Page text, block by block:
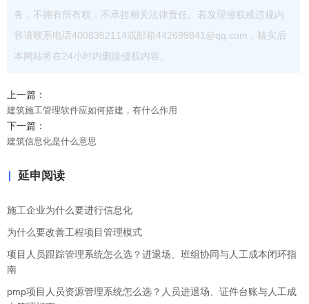
务，不拥有所有权，不承担相关法律责任。若发现侵权或违规内
容请联系电话4008352114或邮箱442699841@qq.com，核实后
本网站将在24小时内删除侵权内容。
上一篇：
建筑施工管理软件应如何搭建，有什么作用
下一篇：
建筑信息化是什么意思
延申阅读
施工企业为什么要进行信息化
为什么要改善工程项目管理模式
项目人员跟踪管理系统怎么选？进退场、班组协同与人工成本闭环指
南
pmp项目人员资源管理系统怎么选？人员进退场、证件台账与人工成